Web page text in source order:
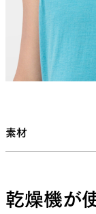
素材
乾燥機が